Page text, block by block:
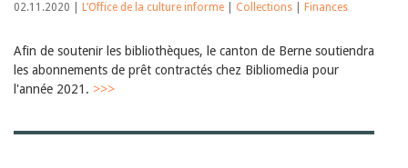
02.11.2020 | L’Office de la culture informe Collections Finances
Afin de soutenir les bibliothèques, le canton de Berne soutiendra
les abonnements de prêt contractés chez Bibliomedia pour
l'année 2021. >>>